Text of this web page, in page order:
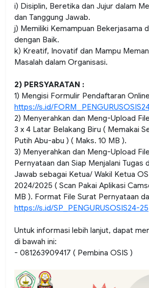
i) Disiplin, Beretika dan Jujur dalam
dan Tanggung Jawab.
j) Memiliki Kemampuan Bekerjasama
dengan Baik.
k) Kreatif, Inovatif dan Mampu
Masalah dalam Organisasi.
2) PERSYARATAN :
1) Mengisi Formulir Pendaftaran
https://s.id/
2) Menyerahkan dan Meng-Upload
3 x 4 Latar Belakang Biru ( Memakai
Putih Abu-abu ) ( Maks. 10 MB ).
3) Menyerahkan dan Meng-Upload
Pernyataan dan Siap Menjalani Tugas
Jawab sebagai Ketua/ Wakil Ketua
2024/2025 ( Scan Pakai Aplikasi
MB ). Format File Surat Pernyataan
https://s.id/SP_PENGURUSOSIS24-25
Untuk informasi lebih lanjut, dapat
di bawah ini:
- 081263909417 ( Pembina OSIS )